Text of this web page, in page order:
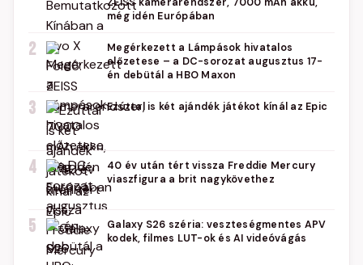
még idén Európában
2
Megérkezett a Lámpások hivatalos
előzetese – a DC-sorozat augusztus 17-
én debütál a HBO Maxon
3 Ezúttal is két ajándék játékot kínál az Epic
4
40 év után tért vissza Freddie Mercury
viaszfigura a brit nagykövethez
5
Galaxy S26 széria: veszteségmentes APV
kodek, filmes LUT-ok és AI videóvágás